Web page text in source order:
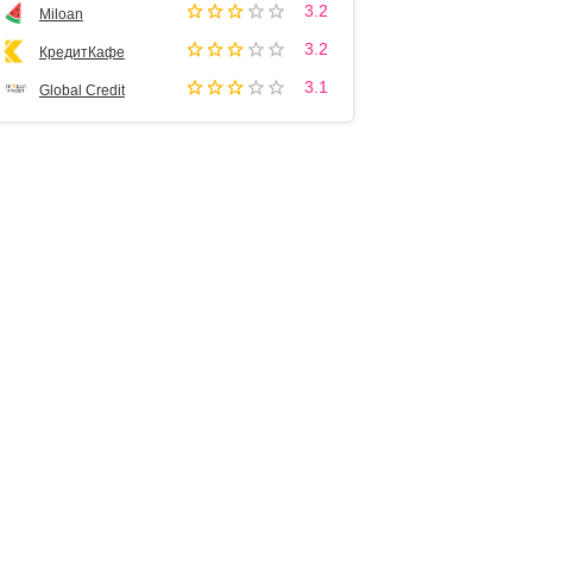
Miloan 3.2
КредитКафе 3.2
Global Credit 3.1